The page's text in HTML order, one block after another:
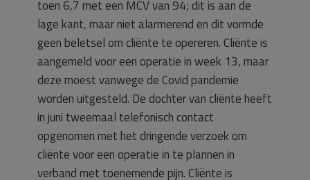
toen 6,7 met een MCV van 94; dit is aan de
lage kant, maar niet alarmerend en dit vormde
geen beletsel om cliënte te opereren. Cliënte is
aangemeld voor een operatie in week 13, maar
deze moest vanwege de Covid pandemie
worden uitgesteld. De dochter van cliënte heeft
in juni tweemaal telefonisch contact
opgenomen met het dringende verzoek om
cliënte voor een operatie in te plannen in
verband met toenemende pijn. Cliënte is